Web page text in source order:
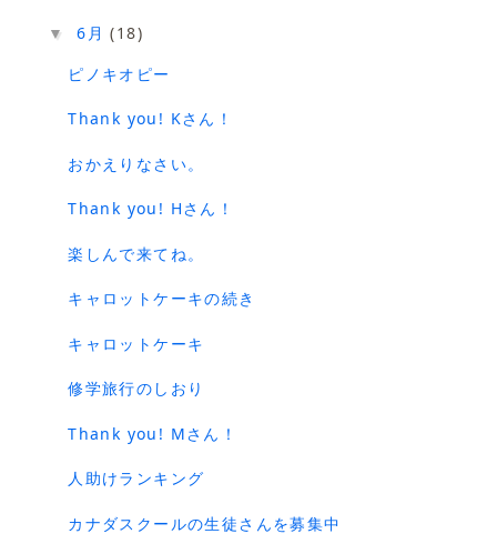
▼6月(18)
ピノキオピー
Thank you! Kさん！
おかえりなさい。
Thank you! Hさん！
楽しんで来てね。
キャロットケーキの続き
キャロットケーキ
修学旅行のしおり
Thank you! Mさん！
人助けランキング
カナダスクールの生徒さんを募集中